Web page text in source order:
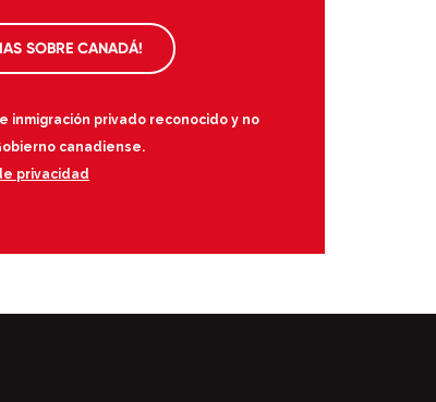
SOBRE CANADÁ!
inmigración privado reconocido y no
canadiense.
privacidad